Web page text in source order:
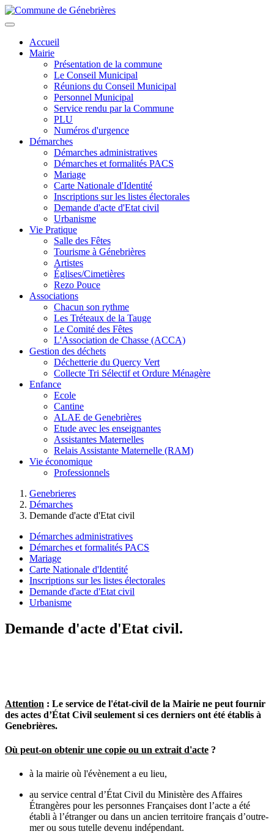
Aller
au
principal
Toggle
navigationAccueil
Mairie
Présentation de la commune
Le Conseil Municipal
Réunions du Conseil Municipal
Personnel Municipal
Service rendu par la Commune
PLU
Numéros d'urgence
Démarches
Démarches administratives
Démarches et formalités PACS
Mariage
Carte Nationale d'Identité
Inscriptions sur les listes électorales
Demande d'acte d'Etat civil
Urbanisme
Vie Pratique
Salle des Fêtes
Tourisme à Génebrières
Artistes
Églises/Cimetières
Rezo Pouce
Associations
Chacun son rythme
Les Tréteaux de la Tauge
Le Comité des Fêtes
L'Association de Chasse (ACCA)
Gestion des déchets
Déchetterie du Quercy Vert
Collecte Tri Sélectif et Ordure Ménagère
Enfance
Ecole
Cantine
ALAE de Genebrières
Etude avec les enseignantes
Assistantes Maternelles
Relais Assistante Maternelle (RAM)
Vie économique
Professionnels
Genebrieres
Démarches
Demande d'acte d'Etat civil
Démarches administratives
Démarches et formalités PACS
Mariage
Carte Nationale d'Identité
Inscriptions sur les listes électorales
Demande d'acte d'Etat civil
Urbanisme
Demande d'acte d'Etat civil.
Attention : Le service de l'état-civil de la Mairie ne peut fournir
des actes d’État Civil seulement si ces derniers ont été établis à
Genebrières.
Où peut-on obtenir une copie ou un extrait d'acte ?
à la mairie où l'évènement a eu lieu,
au service central d’État Civil du Ministère des Affaires
Étrangères pour les personnes Françaises dont l’acte a été
établi à l’étranger ou dans un ancien territoire français d’outre-
mer ou sous tutelle devenu indépendant.